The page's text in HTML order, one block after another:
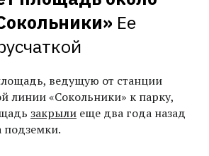
Ее
ведущую от станции
линии «Сокольники» к парку,
закрыли еще два года назад
подземки.